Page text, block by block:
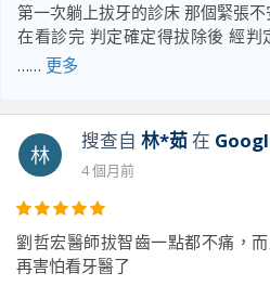
第一次躺上拔牙的診床 那個緊張
在看診完 判定確定得拔除後 經
智齒 有倒鉤他處理會比較辛苦 建
不住了 才預約了劉醫師的約 因此
的班 只能說額外忍耐這一周是值得的
我沒預期到的是
當天7:00到診 7:05躺上椅子 7:15
呢!! 而且回家狀況也都很好 應該
很小 隔天我口水已經幾乎沒有血絲
…… 更多
林
搜查自 林*茹在
4 個月前
劉哲宏醫師拔智齒一點都不痛，
再害怕看牙醫了